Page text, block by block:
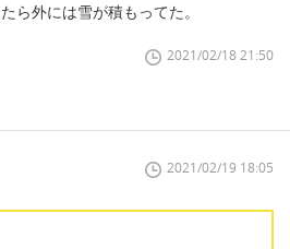
ら外には雪が積もってた。
2021/02/18 21:50
2021/02/19 18:05